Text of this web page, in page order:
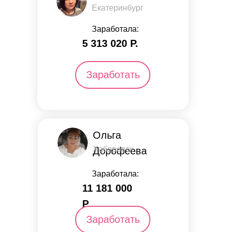
Екатеринбург
Заработала:
5 313 ​​020 Р.
Заработать
Ольга
Дорофеева
Хабаровск
Заработала:
11 181 000
Р.
Заработать